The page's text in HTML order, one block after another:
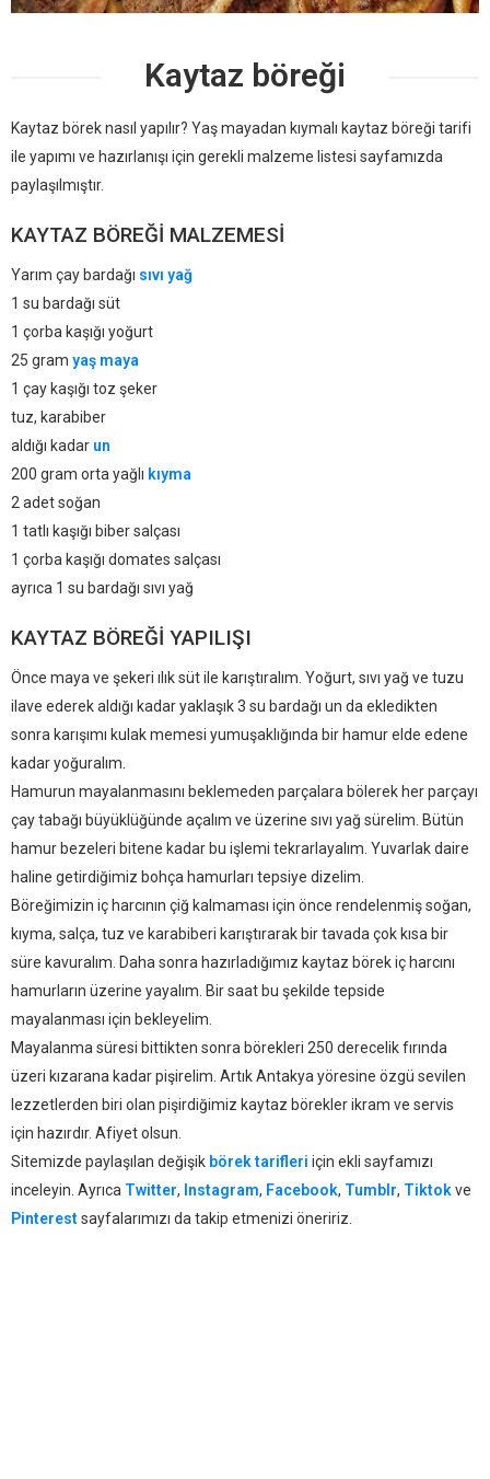
Kaytaz böreği
Kaytaz börek nasıl yapılır? Yaş mayadan kıymalı kaytaz böreği tarifi
ile yapımı ve hazırlanışı için gerekli malzeme listesi sayfamızda
paylaşılmıştır.
KAYTAZ BÖREĞI MALZEMESI
Yarım çay bardağı sıvı yağ
1 su bardağı süt
1 çorba kaşığı yoğurt
25 gram yaş maya
1 çay kaşığı toz şeker
tuz, karabiber
aldığı kadar un
200 gram orta yağlı kıyma
2 adet soğan
1 tatlı kaşığı biber salçası
1 çorba kaşığı domates salçası
ayrıca 1 su bardağı sıvı yağ
KAYTAZ BÖREĞI YAPILIŞI
Önce maya ve şekeri ılık süt ile karıştıralım. Yoğurt, sıvı yağ ve tuzu
ilave ederek aldığı kadar yaklaşık 3 su bardağı un da ekledikten
sonra karışımı kulak memesi yumuşaklığında bir hamur elde edene
kadar yoğuralım.
Hamurun mayalanmasını beklemeden parçalara bölerek her parçayı
çay tabağı büyüklüğünde açalım ve üzerine sıvı yağ sürelim. Bütün
hamur bezeleri bitene kadar bu işlemi tekrarlayalım. Yuvarlak daire
haline getirdiğimiz bohça hamurları tepsiye dizelim.
Böreğimizin iç harcının çiğ kalmaması için önce rendelenmiş soğan,
kıyma, salça, tuz ve karabiberi karıştırarak bir tavada çok kısa bir
süre kavuralım. Daha sonra hazırladığımız kaytaz börek iç harcını
hamurların üzerine yayalım. Bir saat bu şekilde tepside
mayalanması için bekleyelim.
Mayalanma süresi bittikten sonra börekleri 250 derecelik fırında
üzeri kızarana kadar pişirelim. Artık Antakya yöresine özgü sevilen
lezzetlerden biri olan pişirdiğimiz kaytaz börekler ikram ve servis
için hazırdır. Afiyet olsun.
Sitemizde paylaşılan değişik börek tarifleri için ekli sayfamızı
inceleyin. Ayrıca Twitter, Instagram, Facebook, Tumblr, Tiktokve
Pinterestsayfalarımızı da takip etmenizi öneririz.